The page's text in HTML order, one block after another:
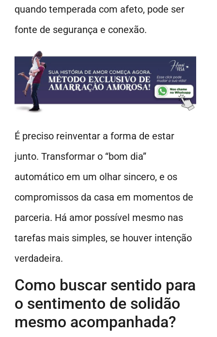
quando temperada com afeto, pode ser
fonte de segurança e conexão.
É preciso reinventar a forma de estar
junto. Transformar o “bom dia”
automático em um olhar sincero, e os
compromissos da casa em momentos de
parceria. Há amor possível mesmo nas
tarefas mais simples, se houver intenção
verdadeira.
Como buscar sentido para
o sentimento de solidão
mesmo acompanhada?